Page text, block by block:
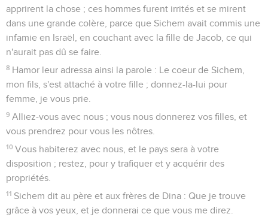
apprirent la chose ; ces hommes furent irrités et se mirent
dans une grande colère, parce que Sichem avait commis une
infamie en Israël, en couchant avec la fille de Jacob, ce qui
n'aurait pas dû se faire.
8 Hamor leur adressa ainsi la parole : Le coeur de Sichem,
mon fils, s'est attaché à votre fille ; donnez-la-lui pour
femme, je vous prie.
9 Alliez-vous avec nous ; vous nous donnerez vos filles, et
vous prendrez pour vous les nôtres.
10 Vous habiterez avec nous, et le pays sera à votre
disposition ; restez, pour y trafiquer et y acquérir des
propriétés.
11 Sichem dit au père et aux frères de Dina : Que je trouve
grâce à vos yeux, et je donnerai ce que vous me direz.